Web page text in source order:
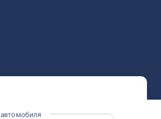
Nissan
автомобиля